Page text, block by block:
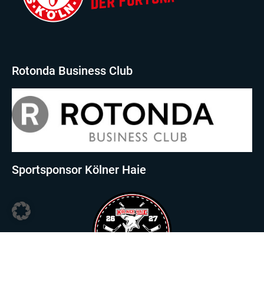
Rotonda Business Club
Sportsponsor Kölner Haie